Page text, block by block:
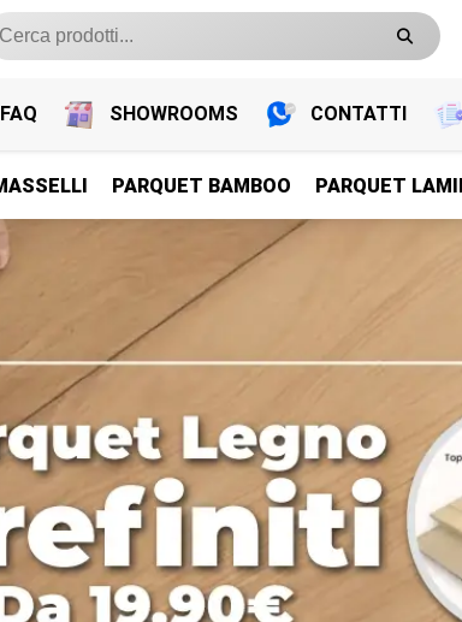
FAQ SHOWROOMS CONTATTI
PREFINITI
Legno Prefiniti
PARQUET PREFINITI
PARQUET BAMBOO PARQUET
PREFINITI
Legno Prefiniti
PARQUET PREFINITI